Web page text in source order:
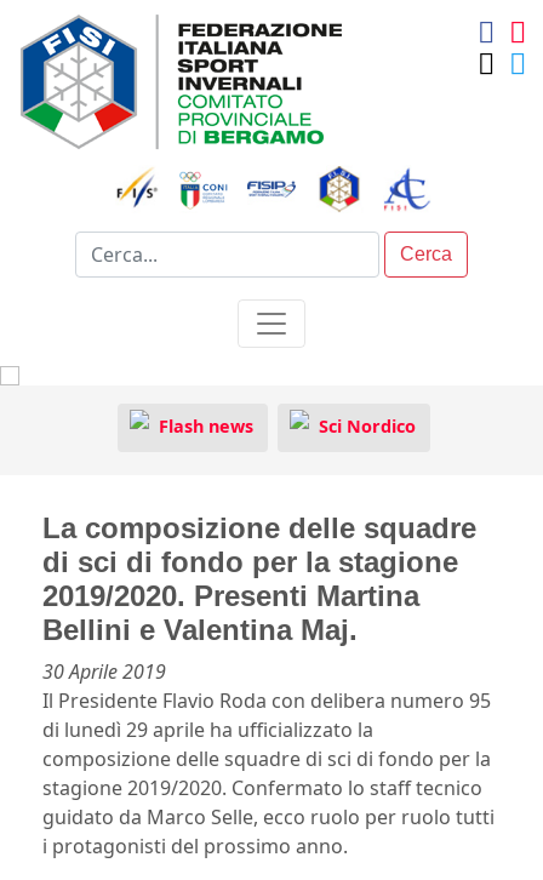
Cerca
Flash news Sci Nordico
La composizione delle squadre
di sci di fondo per la stagione
2019/2020. Presenti Martina
Bellini e Valentina Maj.
30 Aprile 2019
Il Presidente Flavio Roda con delibera numero 95
di lunedì 29 aprile ha ufficializzato la
composizione delle squadre di sci di fondo per la
stagione 2019/2020. Confermato lo staff tecnico
guidato da Marco Selle, ecco ruolo per ruolo tutti
i protagonisti del prossimo anno.